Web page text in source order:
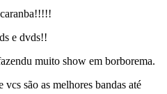
e dvds!!
muito show em borborema.
são as melhores bandas até